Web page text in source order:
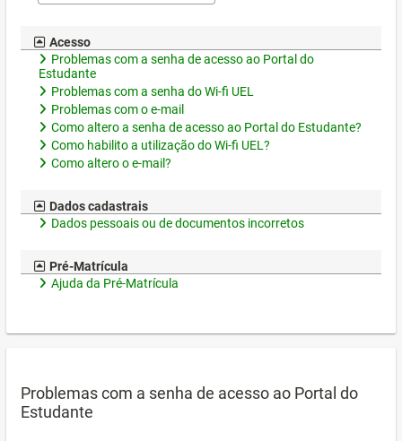
Acesso
Problemas com a senha de acesso ao Portal do
Estudante
Problemas com a senha do Wi-fi UEL
Problemas com o e-mail
Como altero a senha de acesso ao Portal do Estudante?
Como habilito a utilização do Wi-fi UEL?
Como altero o e-mail?
Dados cadastrais
Dados pessoais ou de documentos incorretos
Pré-Matrícula
Ajuda da Pré-Matrícula
Problemas com a senha de acesso ao Portal do
Estudante